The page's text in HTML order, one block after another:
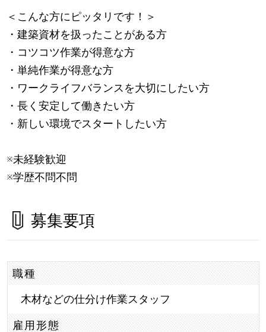
＜こんな方にピッタリです！＞
・建築資材を扱ったことがある方
・コツコツ作業が得意な方
・単純作業が得意な方
・ワークライフバランスを大切にしたい方
・長く安定して働きたい方
・新しい環境でスタートしたい方
※未経験歓迎
※学歴不問不問
募集要項
職種
木材などの仕分け作業スタッフ
雇用形態